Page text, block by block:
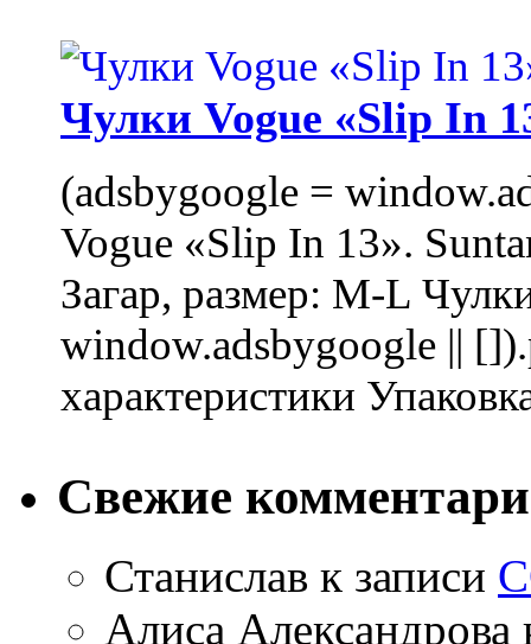
Чулки Vogue «Slip In
(adsbygoogle =
Vogue «Slip In 13».
Загар, размер: M-L
window.adsbygoogle ||
характеристики
Свежие
Станислав к записи
Алиса Александрова